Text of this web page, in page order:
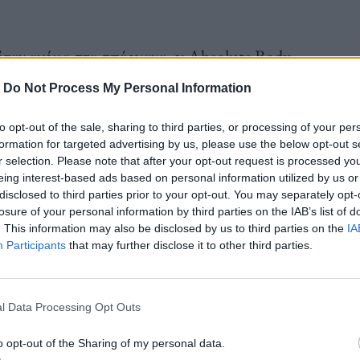
Do Not Process My Personal Information
opt-out of the sale, sharing to third parties, or processing of your
for targeted advertising by us, please use the below opt-out
selection. Please note that after your opt-out request is processed
interest-based ads based on personal information utilized by us
to third parties prior to your opt-out. You may separately
of your personal information by third parties on the IAB’s list of
This information may also be disclosed by us to third parties on the
Participants that may further disclose it to other third parties.
Data Processing Opt Outs
opt-out of the Sharing of my personal data.
ακόμα στα σπάργανα, οι Absolute Body
και των drum machines,
θα βρει μια καλή απήχηση στους
(και συνεχίζει να χαρακτηρίζεται) από
και μια συνολική αίσθηση μελαγχολικής
και αινιγματική αύρα, παίζοντας έτσι με τη
ήταν η ικανότητά τους να
μουσική τους. Τα κομμάτια τους συχνά γεμάτα